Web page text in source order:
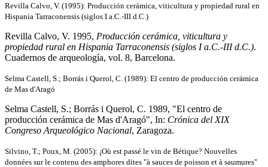
Revilla Calvo, V. (1995): Producción cerámica, viticultura y propiedad rural en
Hispania Tarraconensis (siglos I a.C.-III d.C.)
Revilla Calvo, V. 1995, Producción cerámica, viticultura y
propiedad rural en Hispania Tarraconensis (siglos I a.C.-III d.C.).
Cuadernos de arqueología, vol. 8, Barcelona.
Selma Castell, S.; Borrás i Querol, C. (1989): El centro de producción cerámica
de Mas d'Aragó
Selma Castell, S.; Borrás i Querol, C. 1989, "El centro de
producción cerámica de Mas d'Aragó", In: Crónica del XIX
Congreso Arqueológico Nacional, Zaragoza.
Silvino, T.; Poux, M. (2005): ¡Où est passé le vin de Bétique? Nouvelles
données sur le contenu des amphores dites "à sauces de poisson et à saumures"